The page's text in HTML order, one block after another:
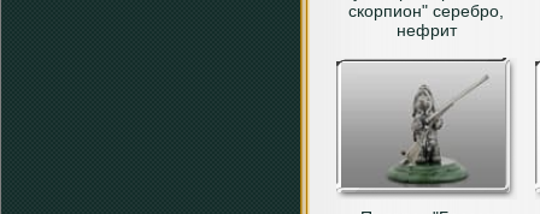
скорпион" серебро,
нефрит